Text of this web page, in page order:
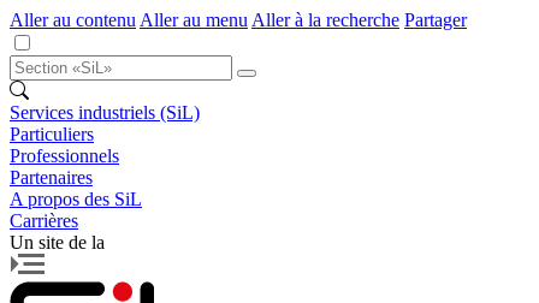
Aller au contenu Aller au menu Aller à la recherche Partager
Services industriels (SiL)
Particuliers
Professionnels
Partenaires
A propos des SiL
Carrières
Un site de la